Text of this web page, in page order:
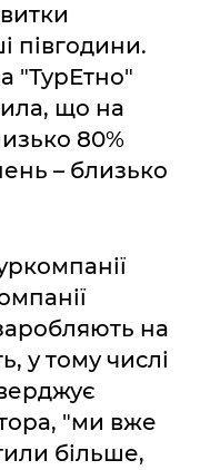
півгодини.
"ТурЕтно"
що на
80%
– близько
на
у тому числі
"ми вже
більше,